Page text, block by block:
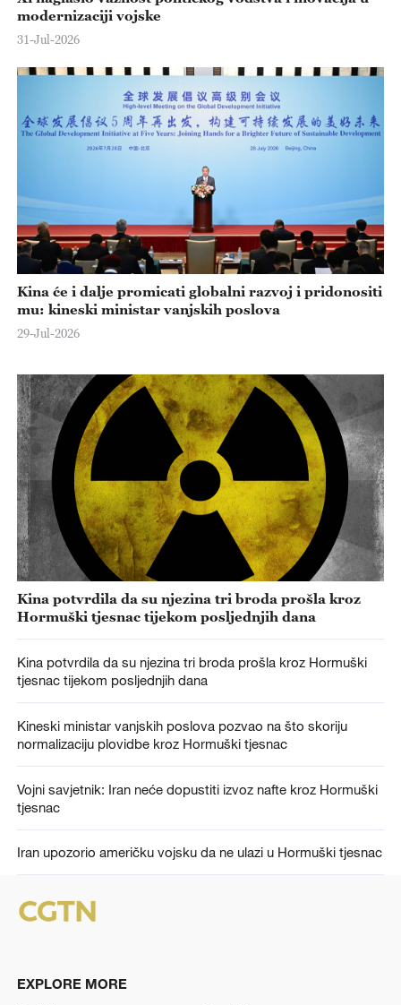
modernizaciji vojske
31-Jul-2026
Kina će i dalje promicati globalni razvoj i pridonositi
mu: kineski ministar vanjskih poslova
29-Jul-2026
Kina potvrdila da su njezina tri broda prošla kroz
Hormuški tjesnac tijekom posljednjih dana
Kina potvrdila da su njezina tri broda prošla kroz Hormuški
tjesnac tijekom posljednjih dana
Kineski ministar vanjskih poslova pozvao na što skoriju
normalizaciju plovidbe kroz Hormuški tjesnac
Vojni savjetnik: Iran neće dopustiti izvoz nafte kroz Hormuški
tjesnac
Iran upozorio američku vojsku da ne ulazi u Hormuški tjesnac
EXPLORE MORE